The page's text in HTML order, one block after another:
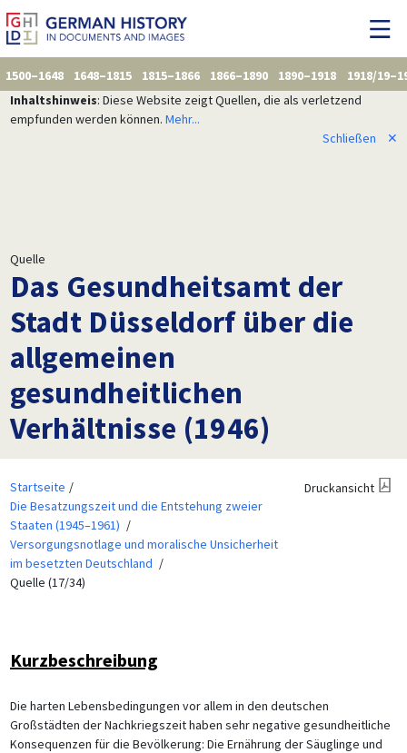
1500–1648 1648–1815 1815–1866 1866–1890 1890–1918
1918/
Inhaltshinweis: Diese Website zeigt Quellen, die als verletzend
empfunden werden können. Mehr...
Schließen
✕
Quelle
Das Gesundheitsamt der
Stadt Düsseldorf über die
allgemeinen
gesundheitlichen
Verhältnisse (1946)
Startseite
Die Besatzungszeit und die Entstehung zweier
Staaten (1945–1961)
Versorgungsnotlage und moralische Unsicherheit
im besetzten Deutschland
Quelle (17/34)
Druckansicht
Kurzbeschreibung
Die harten Lebensbedingungen vor allem in den deutschen
Großstädten der Nachkriegszeit haben sehr negative gesundheitliche
Konsequenzen für die Bevölkerung: Die Ernährung der Säuglinge und